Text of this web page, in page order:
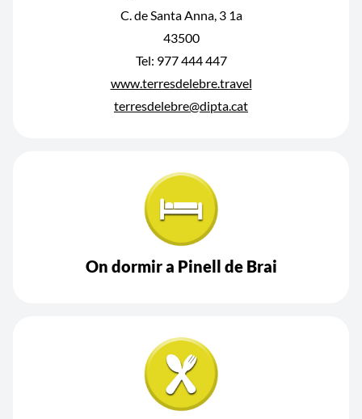
C. de Santa Anna, 3 1a
43500
Tel: 977 444 447
www.terresdelebre.travel
terresdelebre@dipta.cat
On dormir a Pinell de Brai